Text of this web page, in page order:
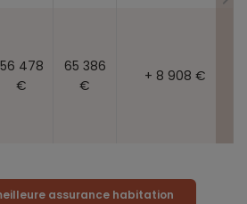
56 478
€
65 386
€
+ 8 908 €
assurance habitation